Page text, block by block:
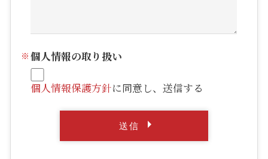
個人情報の取り扱い
個人情報保護方針に同意し、送信する